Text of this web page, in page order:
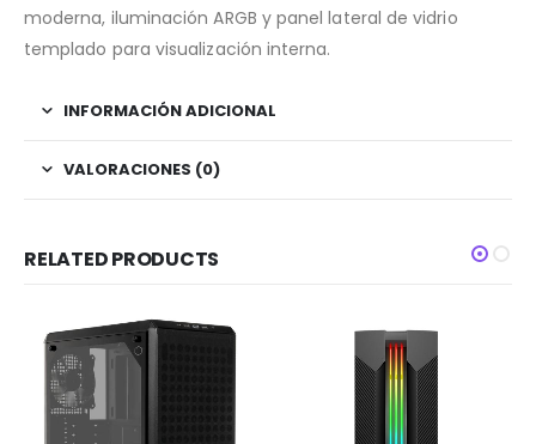
moderna, iluminación ARGB y panel lateral de vidrio
templado para visualización interna.
INFORMACIÓN ADICIONAL
VALORACIONES (0)
RELATED PRODUCTS